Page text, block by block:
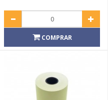
COMPRAR